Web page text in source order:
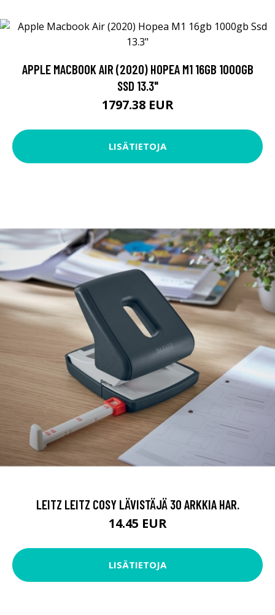
APPLE MACBOOK AIR (2020) HOPEA M1 16GB 1000GB
SSD 13.3"
1797.38 EUR
LISÄTIETOJA
LEITZ LEITZ COSY LÄVISTÄJÄ 30 ARKKIA HAR.
14.45 EUR
LISÄTIETOJA